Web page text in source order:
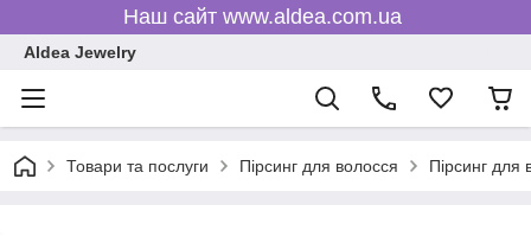
Наш сайт www.aldea.com.ua
Aldea Jewelry
Товари та послуги Пірсинг для волосся Пірсинг для